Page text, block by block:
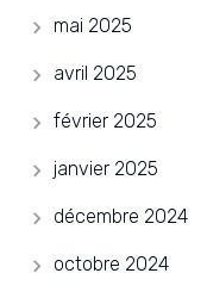
mai 2025
avril 2025
février 2025
janvier 2025
décembre 2024
octobre 2024